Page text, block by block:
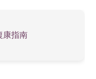
康指南